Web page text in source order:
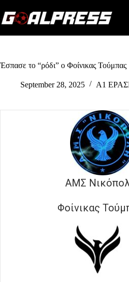
to
content
Έσπασε το “ρόδι” ο Φοίνικας Τούμπας
September 28, 2025 Α1
ΑΜΣ
Φοίνικας